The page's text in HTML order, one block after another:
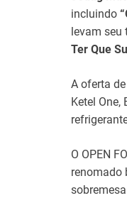
incluindo
levam
Ter Que
A oferta
Ketel
O OPEN
renomado